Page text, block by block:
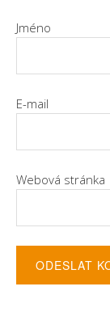
Jméno
E-mail
Webová stránka